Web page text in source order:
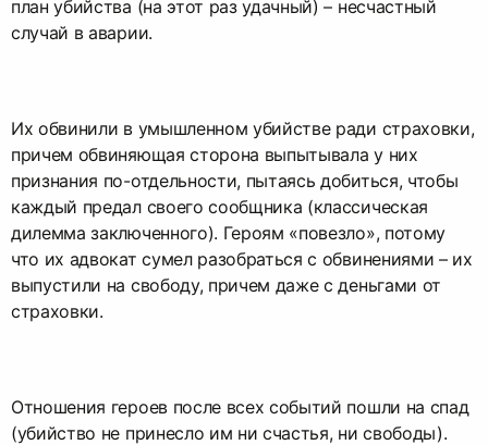
план убийства (на этот раз удачный) – несчастный
случай в аварии.
Их обвинили в умышленном убийстве ради страховки,
причем обвиняющая сторона выпытывала у них
признания по-отдельности, пытаясь добиться, чтобы
каждый предал своего сообщника (классическая
дилемма заключенного). Героям «повезло», потому
что их адвокат сумел разобраться с обвинениями – их
выпустили на свободу, причем даже с деньгами от
страховки.
Отношения героев после всех событий пошли на спад
(убийство не принесло им ни счастья, ни свободы).